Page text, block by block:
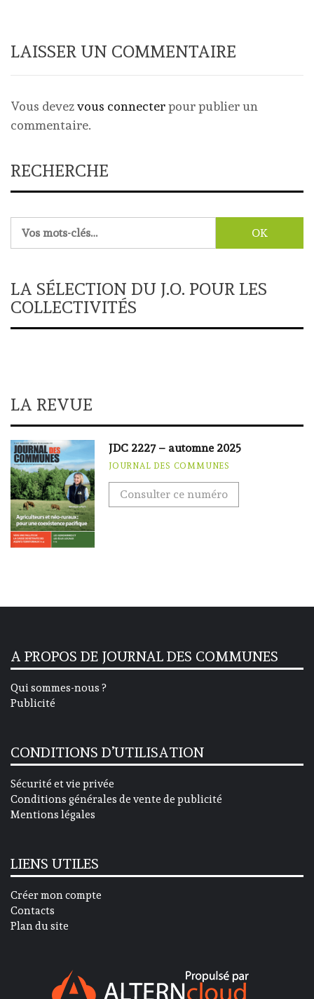
LAISSER UN COMMENTAIRE
Vous devezvous connecterpour publier un
commentaire.
RECHERCHE
LA SÉLECTION DU J.O. POUR LES
COLLECTIVITÉS
LA REVUE
JDC 2227 – automne 2025
JOURNAL DES COMMUNES
Consulter ce numéro
A PROPOS DE JOURNAL DES COMMUNES
Qui sommes-nous ?
Publicité
CONDITIONS D’UTILISATION
Sécurité et vie privée
Conditions générales de vente de publicité
Mentions légales
LIENS UTILES
Créer mon compte
Contacts
Plan du site